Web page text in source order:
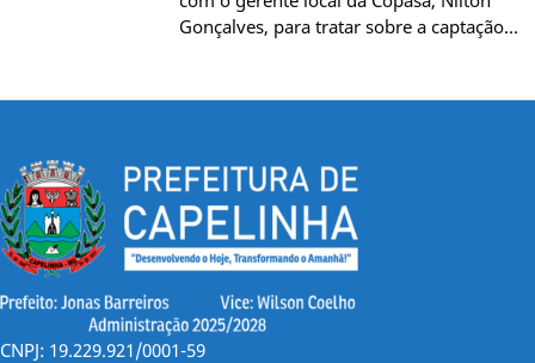
Gonçalves, para tratar sobre a captação…
CNPJ: 19.229.921/0001-59